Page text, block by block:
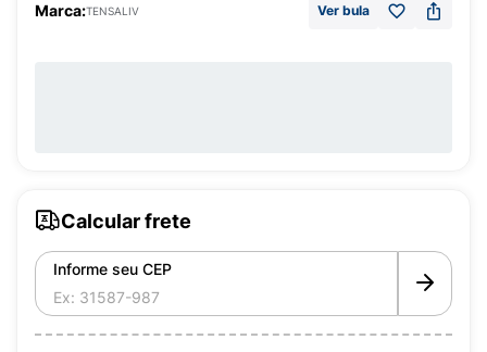
Marca:TENSALIV Ver bula
Calcular frete
Informe seu CEP